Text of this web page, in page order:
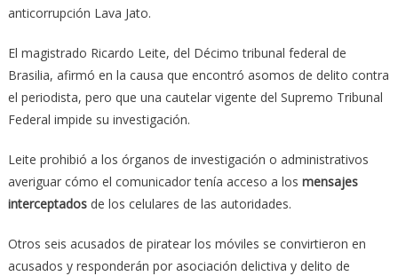
anticorrupción Lava Jato.
El magistrado Ricardo Leite, del Décimo tribunal federal de
Brasilia, afirmó en la causa que encontró asomos de delito contra
el periodista, pero que una cautelar vigente del Supremo Tribunal
Federal impide su investigación.
Leite prohibió a los órganos de investigación o administrativos
averiguar cómo el comunicador tenía acceso a los mensajes
interceptadosde los celulares de las autoridades.
Otros seis acusados de piratear los móviles se convirtieron en
acusados y responderán por asociación delictiva y delito de